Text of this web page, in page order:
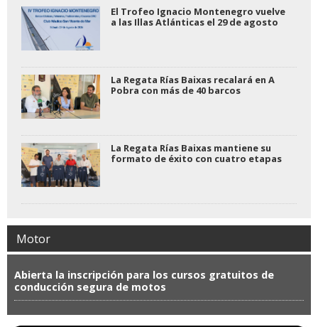
El Trofeo Ignacio Montenegro vuelve
a las Illas Atlánticas el 29 de agosto
La Regata Rías Baixas recalará en A
Pobra con más de 40 barcos
La Regata Rías Baixas mantiene su
formato de éxito con cuatro etapas
Motor
Abierta la inscripción para los cursos gratuitos de
conducción segura de motos